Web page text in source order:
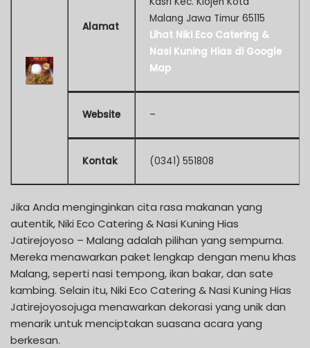
Alamat
Malang Jawa Timur 65115
Lihat Niki Eco Catering &
Nasi Kuning Hias di Google
Map
Website –
Kontak (0341) 551808
Jika Anda menginginkan cita rasa makanan yang
autentik, Niki Eco Catering & Nasi Kuning Hias
Jatirejoyoso – Malang adalah pilihan yang sempurna.
Mereka menawarkan paket lengkap dengan menu khas
Malang, seperti nasi tempong, ikan bakar, dan sate
kambing. Selain itu, Niki Eco Catering & Nasi Kuning Hias
Jatirejoyosojuga menawarkan dekorasi yang unik dan
menarik untuk menciptakan suasana acara yang
berkesan.